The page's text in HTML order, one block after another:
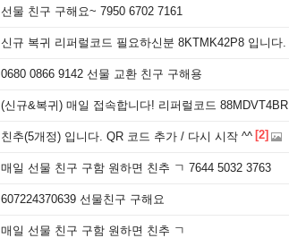
선물 친구 구해요~ 7950 6702 7161
신규 복귀 리퍼럴코드 필요하신분 8KTMK42P8 입니다.
0680 0866 9142 선물 교환 친구 구해용
(신규&복귀) 매일 접속합니다! 리퍼럴코드 88MDVT4BR
친추(5개정) 입니다. QR 코드 추가 / 다시 시작 ^^ [2]
매일 선물 친구 구함 원하면 친추 ㄱ 7644 5032 3763
607224370639 선물친구 구해요
매일 선물 친구 구함 원하면 친추 ㄱ